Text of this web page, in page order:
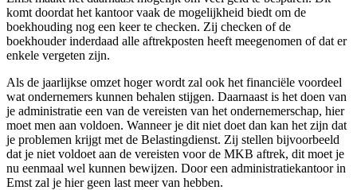
komt doordat het kantoor vaak de mogelijkheid biedt om de
boekhouding nog een keer te checken. Zij checken of de
boekhouder inderdaad alle aftrekposten heeft meegenomen of dat er
enkele vergeten zijn.
Als de jaarlijkse omzet hoger wordt zal ook het financiële voordeel
wat ondernemers kunnen behalen stijgen. Daarnaast is het doen van
je administratie een van de vereisten van het ondernemerschap, hier
moet men aan voldoen. Wanneer je dit niet doet dan kan het zijn dat
je problemen krijgt met de Belastingdienst. Zij stellen bijvoorbeeld
dat je niet voldoet aan de vereisten voor de MKB aftrek, dit moet je
nu eenmaal wel kunnen bewijzen. Door een administratiekantoor in
Emst zal je hier geen last meer van hebben.